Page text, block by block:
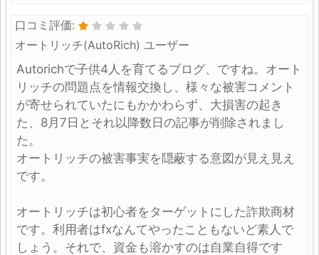
口コミ評価:
オートリッチ(AutoRich) ユーザー
Autorichで子供4人を育てるブログ、ですね。オート
リッチの問題点を情報交換し、様々な被害コメント
が寄せられていたにもかかわらず、大損害の起き
た、8月7日とそれ以降数日の記事が削除されまし
た。
オートリッチの被害事実を隠蔽する意図が見え見え
です。
オートリッチは初心者をターゲットにした詐欺商材
です。利用者はfxなんてやったこともないど素人で
しょう。それで、資金も溶かすのは自業自得です